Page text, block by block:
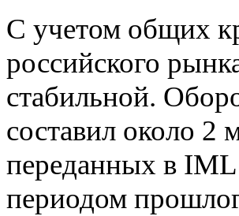
С учетом общих
российского
стабильной.
составил около 2
переданных в IML
периодом